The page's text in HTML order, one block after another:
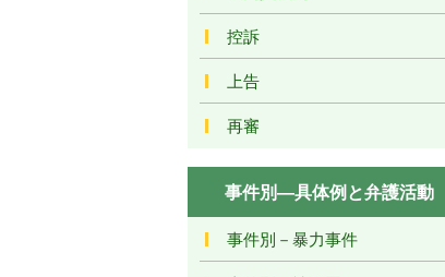
控訴
上告
再審
事件別―具体例と弁護活動
事件別－暴力事件